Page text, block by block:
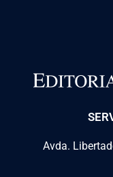
Avda.